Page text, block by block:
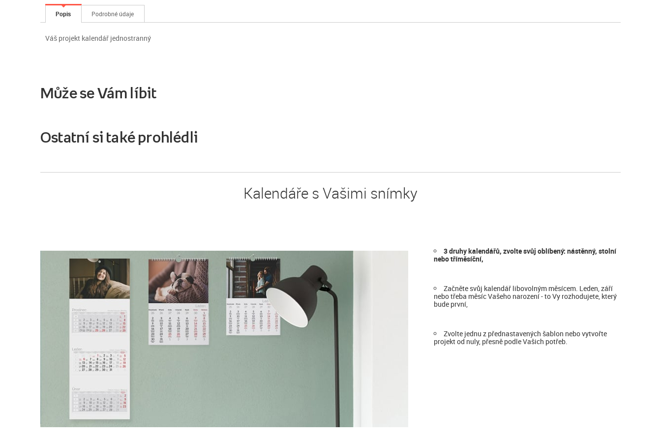
Popis Podrobné údaje
Váš projekt kalendář jednostranný
Může se Vám líbit
Ostatní si také prohlédli
Kalendáře s Vašimi snímky
3 druhy kalendářů, zvolte svůj oblíbený: nástěnný, stolní
nebo tříměsíční,
Začněte svůj kalendář libovolným měsícem. Leden, září
nebo třeba měsíc Vašeho narození - to Vy rozhodujete, který
bude první,
Zvolte jednu z přednastavených šablon nebo vytvořte
projekt od nuly, přesně podle Vašich potřeb.